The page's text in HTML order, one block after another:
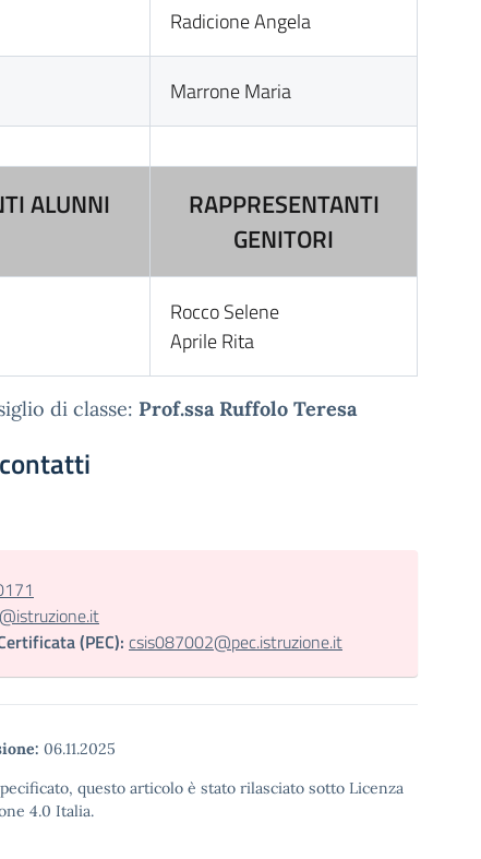
Radicione Angela
Marrone Maria
ALUNNI
RAPPRESENTANTI
GENITORI
Rocco Selene
Aprile Rita
di classe: Prof.ssa Ruffolo Teresa
(PEC): csis087002@pec.istruzione.it
06.11.2025
questo articolo è stato rilasciato sotto Licenza
4.0 Italia.